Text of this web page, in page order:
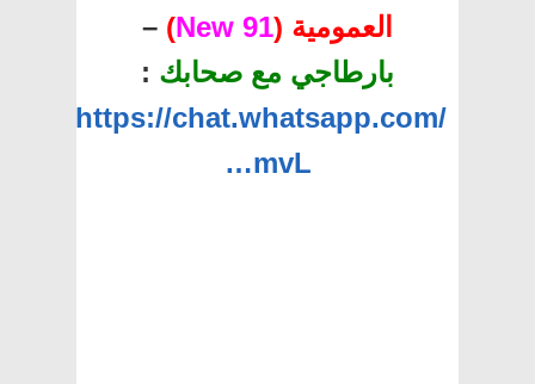
العمومية (91 New
)
–
بارطاجي مع صحابك :
https://chat.whatsapp.com/
…mvL